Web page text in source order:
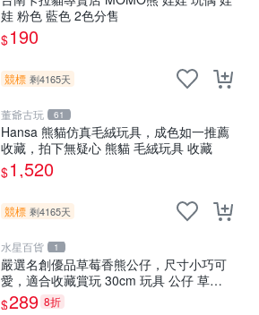
娃 粉色 藍色 2色分售
$190
競標 剩4165天
董爺古玩 61
Hansa 熊貓仿真毛絨玩具，成色如一推薦
收藏，拍下無疑心 熊貓 毛絨玩具 收藏
$1,520
競標 剩4165天
水星百貨 1
嚴選名創優品草莓香熊公仔，尺寸小巧可
愛，適合收藏賞玩 30cm 玩具 公仔 草莓
熊
$289 8折